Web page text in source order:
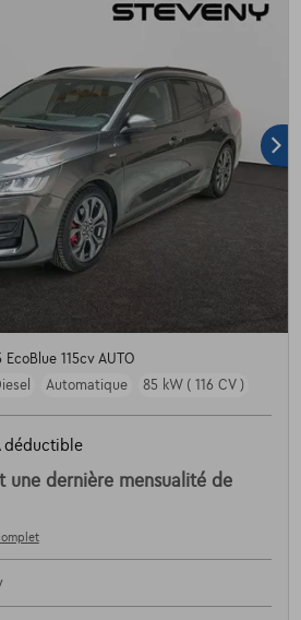
EcoBlue 115cv AUTO
Automatique 85 kW ( 116 CV )
déductible
une dernière mensualité de